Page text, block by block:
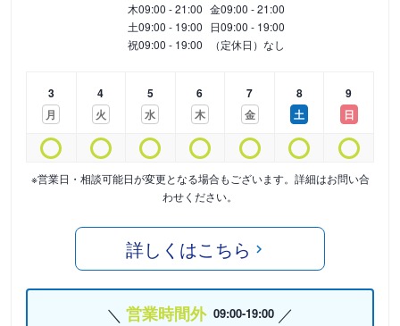
木09:00 - 21:00 金09:00 - 21:00
土09:00 - 19:00 日09:00 - 19:00
祝09:00 - 19:00 （定休日）なし
3
月
4
火
5
水
6
木
7
金
8
土
9
日
※営業日・相談可能日が変更となる場合もございます。詳細はお問い合
わせください。
詳しくはこちら
営業時間外 09:00-19:00